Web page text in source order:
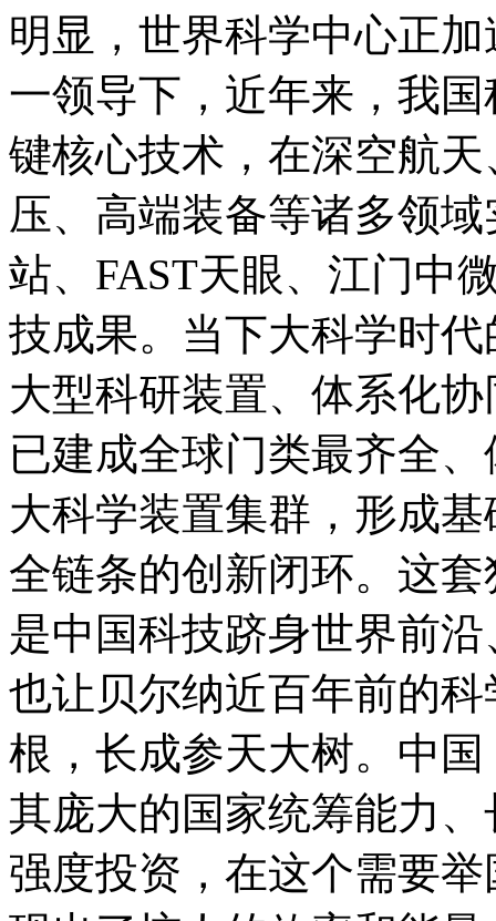
明显，世界科学中心正
一领导下，近年来，我
键核心技术，在深空航
压、高端装备等诸多领
站、FAST天眼、江门中
技成果。当下大科学时
大型科研装置、体系化
已建成全球门类最齐全
大科学装置集群，形成
全链条的创新闭环。这
是中国科技跻身世界前
也让贝尔纳近百年前的
根，长成参天大树。中
其庞大的国家统筹能力
强度投资，在这个需要